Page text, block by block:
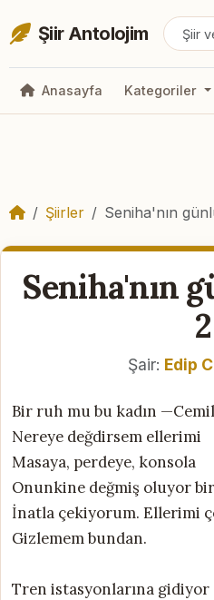
Şiir Antolojim
Anasayfa Kategoriler
Şiirler Seniha'nın
Seniha'nın
2
Şair: Edip
Bir ruh mu bu kadın
Nereye değdirsem ellerimi
Masaya, perdeye, konsola
Onunkine değmiş oluyor
İnatla çekiyorum. Ellerimi
Gizlemem bundan.
Tren istasyonlarına